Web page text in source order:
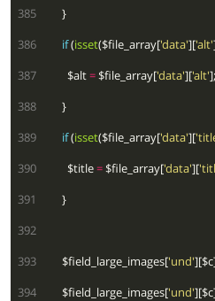
385
      }
386
if (isset($file_array['data']['alt'
387
        $alt
= $file_array['data']['alt'
388
      }
389
if (isset($file_array['data'][
390
        $title
= $file_array['data'][
391
      }
392
393
      $field_large_images[
'und'
394
      $field_large_images[
'und'